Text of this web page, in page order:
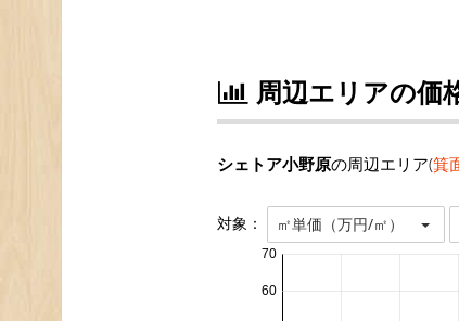
周辺エリアの価
シェトア小野原の周辺エリア(箕
対象： ㎡単価（万円/㎡）
60
70